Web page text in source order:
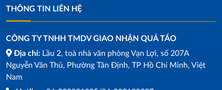
THÔNG TIN LIÊN HỆ
CÔNG TY TNHH TMDV GIAO NHẬN QUẢ TÁO
Địa chỉ: Lầu 2, toà nhà văn phòng Vạn Lợi, số 207A
Nguyễn Văn Thủ, Phường Tân Định, TP Hồ Chí Minh, Việt
Nam